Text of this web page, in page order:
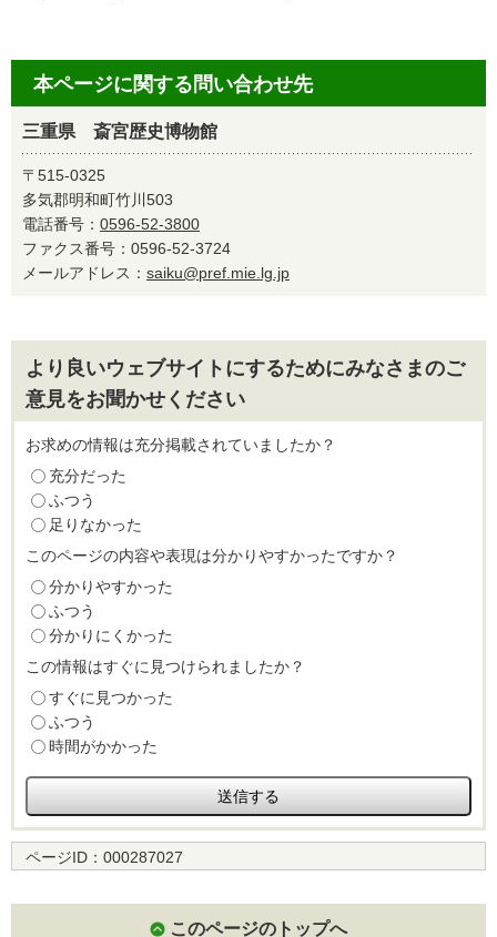
本ページに関する問い合わせ先
三重県 斎宮歴史博物館
〒515-0325
多気郡明和町竹川503
電話番号： 0596-52-3800
ファクス番号：0596-52-3724
メールアドレス： saiku@pref.mie.lg.jp
より良いウェブサイトにするためにみなさまのご
意見をお聞かせください
お求めの情報は充分掲載されていましたか？
充分だった
ふつう
足りなかった
このページの内容や表現は分かりやすかったですか？
分かりやすかった
ふつう
分かりにくかった
この情報はすぐに見つけられましたか？
すぐに見つかった
ふつう
時間がかかった
ページID： 000287027
このページのトップへ